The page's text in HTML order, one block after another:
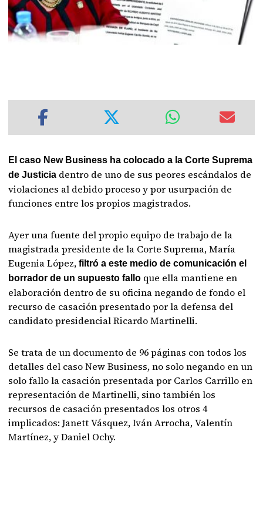
El caso New Business ha colocado a la Corte Suprema
de Justicia dentro de uno de sus peores escándalos de
violaciones al debido proceso y por usurpación de
funciones entre los propios magistrados.
Ayer una fuente del propio equipo de trabajo de la
magistrada presidente de la Corte Suprema, María
Eugenia López,filtró a este medio de comunicación el
borrador de un supuesto fallo que ella mantiene en
elaboración dentro de su oficina negando de fondo el
recurso de casación presentado por la defensa del
candidato presidencial Ricardo Martinelli.
Se trata de un documento de 96 páginas con todos los
detalles del caso New Business, no solo negando en un
solo fallo la casación presentada por Carlos Carrillo en
representación de Martinelli, sino también los
recursos de casación presentados los otros 4
implicados: Janett Vásquez, Iván Arrocha, Valentín
Martínez, y Daniel Ochy.